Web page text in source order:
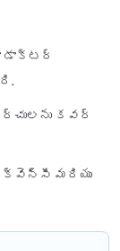
డాక్టర్
కవర్
మరియు